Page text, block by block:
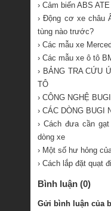
› Cảm biến ABS
› Động cơ xe châu
tùng nào trước?
› Các mẫu xe
› Các mẫu xe ô tô
› BẢNG TRA CỨU
TÔ
› CÔNG NGHỆ
› CÁC DÒNG BUGI
› Cách đưa cần
dòng xe
› Một số hư hỏng
› Cách lắp đặt quạt
Bình luận (0)
Gửi bình luận của